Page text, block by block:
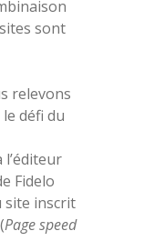
sont
relevons
défi du
l’éditeur
Fidelo
site inscrit
Page speed